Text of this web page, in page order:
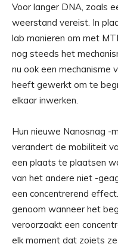
Voor langer DNA, zoals
weerstand vereist. In
lab manieren om met
nog steeds het
nu ook een mechanisme
heeft gewerkt om te
elkaar inwerken.
Hun nieuwe Nanosnag
verandert de mobiliteit
een plaats te plaatsen
van het andere niet -
een concentrerend
genoom wanneer het
veroorzaakt een
elk moment dat zoiets